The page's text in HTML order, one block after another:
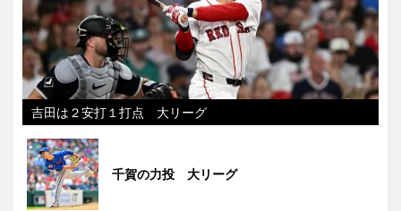
吉田は２安打１打点 大リーグ
千賀の力投 大リーグ